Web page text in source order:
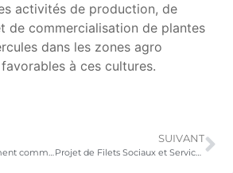
activités de production, de
de commercialisation de plantes
dans les zones agro
à ces cultures.
Projet de développement communautaire et des filets sociaux (PDCplus)
SUIVANT
Projet de Filets Sociaux et Services de Base (FSB)